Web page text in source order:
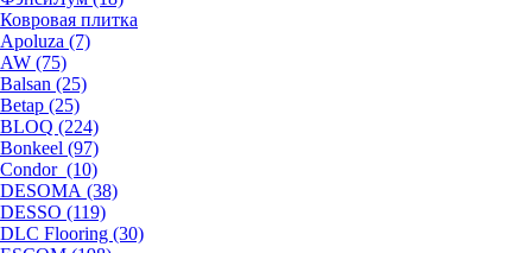
Ковровая плитка
Apoluza (7)
AW (75)
Balsan (25)
Betap (25)
BLOQ (224)
Bonkeel (97)
Condor (10)
DESOMA (38)
DESSO (119)
DLC Flooring (30)